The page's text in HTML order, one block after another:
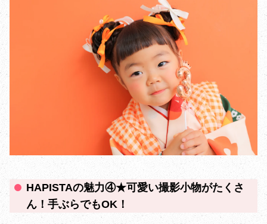
HAPISTAの魅力④★可愛い撮影小物がたくさ
ん！手ぶらでもOK！